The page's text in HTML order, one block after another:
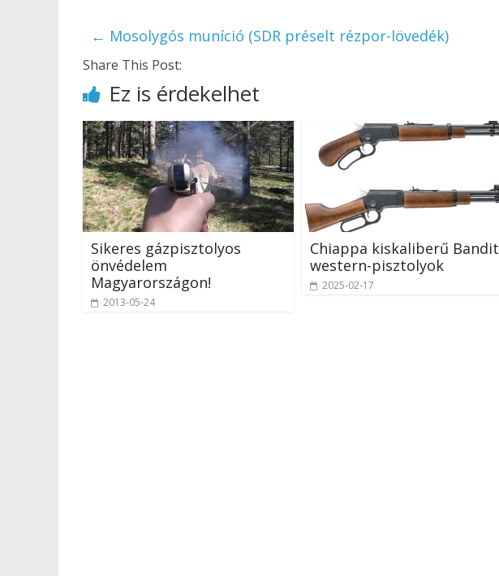
← Mosolygós muníció (SDR préselt rézpor-lövedék)
Share This Post:
Ez is érdekelhet
Sikeres gázpisztolyos
önvédelem
Magyarországon!
2013-05-24
Chiappa kiskaliberű Bandit
western-pisztolyok
2025-02-17